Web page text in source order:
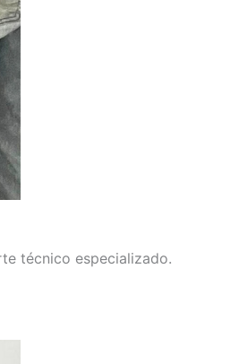
técnico especializado.